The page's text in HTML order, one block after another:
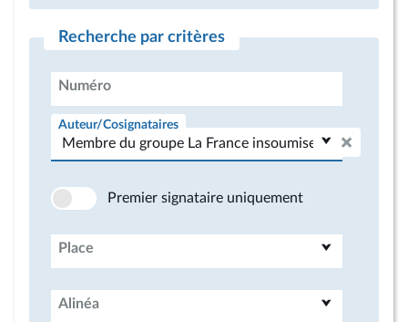
Recherche par critères
Numéro
Auteur/Cosignataires
Premier signataire uniquement
Place
Alinéa